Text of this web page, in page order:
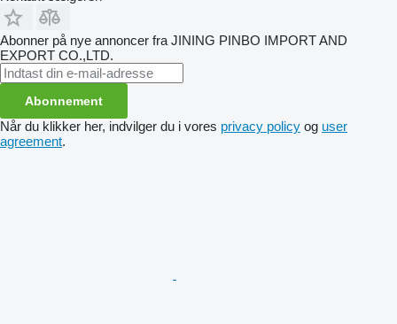
Abonner på nye annoncer fra JINING PINBO IMPORT AND
EXPORT CO.,LTD.
Abonnement
Når du klikker her, indvilger du i vores privacy policy og user
agreement.